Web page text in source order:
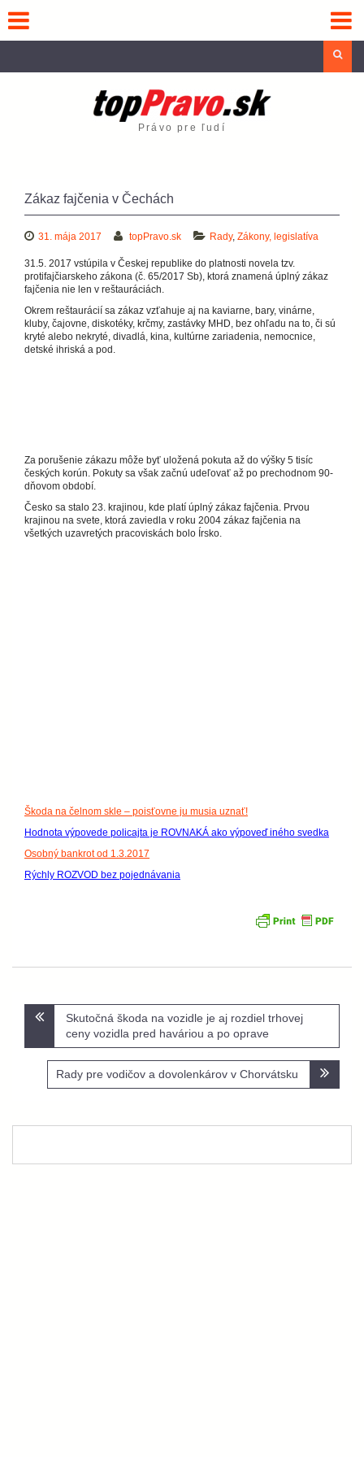
content
Právo pre ľudí
Zákaz fajčenia v Čechách
31. mája 2017 topPravo.sk Rady, Zákony, legislatíva
31.5. 2017 vstúpila v Českej republike do platnosti novela tzv.
protifajčiarskeho zákona (č. 65/2017 Sb), ktorá znamená úplný zákaz
fajčenia nie len v reštauráciách.
Okrem reštaurácií sa zákaz vzťahuje aj na kaviarne, bary, vinárne,
kluby, čajovne, diskotéky, krčmy, zastávky MHD, bez ohľadu na to, či sú
kryté alebo nekryté, divadlá, kina, kultúrne zariadenia, nemocnice,
detské ihriská a pod.
Za porušenie zákazu môže byť uložená pokuta až do výšky 5 tisíc
českých korún. Pokuty sa však začnú udeľovať až po prechodnom 90-
dňovom období.
Česko sa stalo 23. krajinou, kde platí úplný zákaz fajčenia. Prvou
krajinou na svete, ktorá zaviedla v roku 2004 zákaz fajčenia na
všetkých uzavretých pracoviskách bolo Írsko.
Škoda na čelnom skle – poisťovne ju musia uznať!
Hodnota výpovede policajta je ROVNAKÁ ako výpoveď iného svedka
Osobný bankrot od 1.3.2017
Rýchly ROZVOD bez pojednávania
Navigácia
článku
Skutočná škoda na vozidle je aj rozdiel trhovej
ceny vozidla pred haváriou a po oprave
Rady pre vodičov a dovolenkárov v Chorvátsku